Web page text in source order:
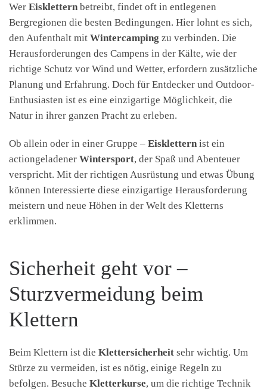
Wer Eisklettern betreibt, findet oft in entlegenen
Bergregionen die besten Bedingungen. Hier lohnt es sich,
den Aufenthalt mit Wintercamping zu verbinden. Die
Herausforderungen des Campens in der Kälte, wie der
richtige Schutz vor Wind und Wetter, erfordern zusätzliche
Planung und Erfahrung. Doch für Entdecker und Outdoor-
Enthusiasten ist es eine einzigartige Möglichkeit, die
Natur in ihrer ganzen Pracht zu erleben.
Ob allein oder in einer Gruppe – Eisklettern ist ein
actiongeladener Wintersport, der Spaß und Abenteuer
verspricht. Mit der richtigen Ausrüstung und etwas Übung
können Interessierte diese einzigartige Herausforderung
meistern und neue Höhen in der Welt des Kletterns
erklimmen.
Sicherheit geht vor –
Sturzvermeidung beim
Klettern
Beim Klettern ist die Klettersicherheit sehr wichtig. Um
Stürze zu vermeiden, ist es nötig, einige Regeln zu
befolgen. Besuche Kletterkurse, um die richtige Technik